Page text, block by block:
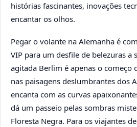
histórias fascinantes, inovações
encantar os olhos.
Pegar o volante na Alemanha é
VIP para um desfile de belezuras a
agitada Berlim é apenas o começo
nas paisagens deslumbrantes dos
encanta com as curvas
dá um passeio pelas sombras
Floresta Negra. Para os viajantes